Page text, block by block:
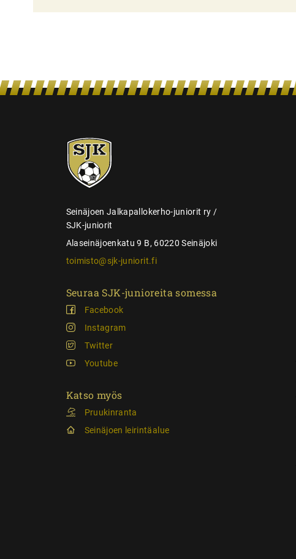
s
e
SJK-
juniorit
Seinäjoen Jalkapallokerho-juniorit ry /
SJK-juniorit
Alaseinäjoenkatu 9 B, 60220 Seinäjoki
toimisto@sjk-juniorit.fi
Seuraa SJK-junioreita somessa
Facebook
Instagram
Twitter
Youtube
Katso myös
Pruukinranta
Seinäjoen leirintäalue